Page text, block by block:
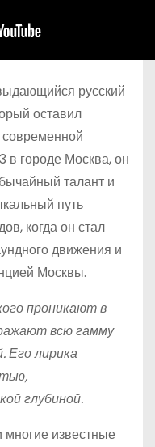
русский
оставил
в городе Москва, он
талант и
путь
когда он стал
движения и
Москвы.
проникают в
всю гамму
Его лирика
глубиной.
многие известные